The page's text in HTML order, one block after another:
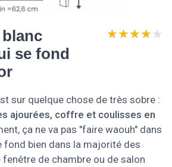
se fond
★★★★★
★★★★★
sur quelque chose de très sobre :
ajourées, coffre et coulisses en
ça ne va pas "faire waouh" dans
fond bien dans la majorité des
fenêtre de chambre ou de salon